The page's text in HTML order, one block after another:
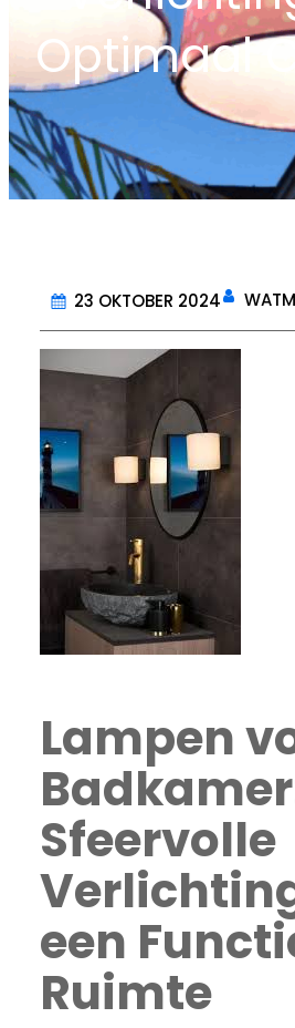
Optimaal
23 OKTOBER 2024
Lampen
Sfeervolle
een
Ruimte